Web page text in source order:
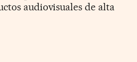
audiovisuales de alta